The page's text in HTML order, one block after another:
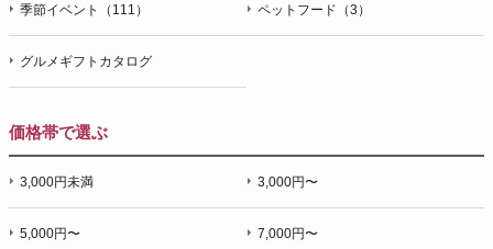
季節イベント（111） ペットフード（3）
グルメギフトカタログ
価格帯で選ぶ
3,000円未満 3,000円〜
5,000円〜 7,000円〜